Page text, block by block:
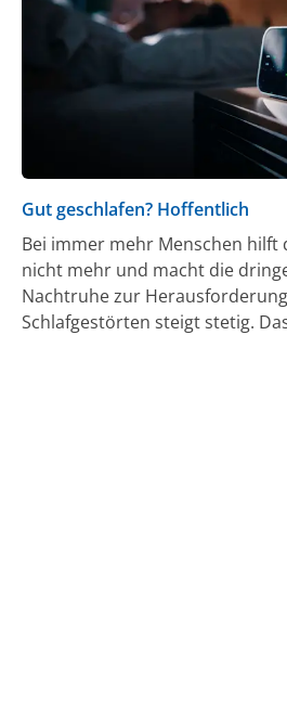
antimikrobielle Resistenz zu
Gesundheitsbedrohungen. In
mehr als 35.000 Todesfälle
Erregern assoziiert [2].
Gut geschlafen? Hoffentlich
Bei immer mehr Menschen hilft
nicht mehr und macht die
Nachtruhe zur
Schlafgestörten steigt stetig.